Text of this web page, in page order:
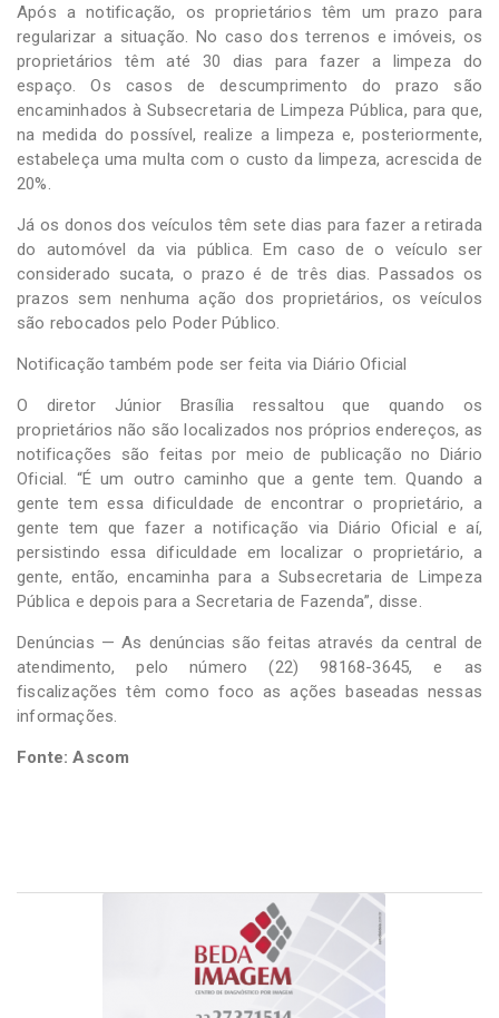
Após a notificação, os proprietários têm um prazo para
regularizar a situação. No caso dos terrenos e imóveis, os
proprietários têm até 30 dias para fazer a limpeza do
espaço. Os casos de descumprimento do prazo são
encaminhados à Subsecretaria de Limpeza Pública, para que,
na medida do possível, realize a limpeza e, posteriormente,
estabeleça uma multa com o custo da limpeza, acrescida de
20%.
Já os donos dos veículos têm sete dias para fazer a retirada
do automóvel da via pública. Em caso de o veículo ser
considerado sucata, o prazo é de três dias. Passados os
prazos sem nenhuma ação dos proprietários, os veículos
são rebocados pelo Poder Público.
Notificação também pode ser feita via Diário Oficial
O diretor Júnior Brasília ressaltou que quando os
proprietários não são localizados nos próprios endereços, as
notificações são feitas por meio de publicação no Diário
Oficial. “É um outro caminho que a gente tem. Quando a
gente tem essa dificuldade de encontrar o proprietário, a
gente tem que fazer a notificação via Diário Oficial e aí,
persistindo essa dificuldade em localizar o proprietário, a
gente, então, encaminha para a Subsecretaria de Limpeza
Pública e depois para a Secretaria de Fazenda”, disse.
Denúncias — As denúncias são feitas através da central de
atendimento, pelo número (22) 98168-3645, e as
fiscalizações têm como foco as ações baseadas nessas
informações.
Fonte: Ascom